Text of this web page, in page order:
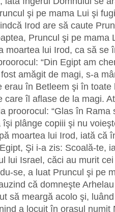
şi pe mama Lui şi
Irod are să caute
Pruncul şi pe mama
moartea lui Irod, ca să se
“Din Egipt am
amăgit de magi, s-a
erau în Betleem şi în
care îl aflase de la magi.
proorocul: “Glas în Rama
plânge copiii şi nu
moartea lui Irod, iată că
Şi i-a zis: Scoală-te,
lui Israel, căci au murit
se, a luat Pruncul şi pe
că domneşte
să meargă acolo şi,
a locuit în oraşul numit